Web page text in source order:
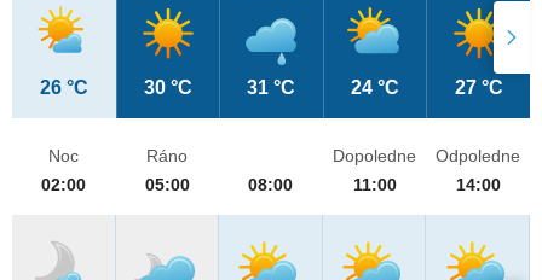
26 °C 30 °C 31 °C 24 °C 27 °C
Noc
02:00
Ráno
05:00
08:00
Dopoledne
11:00
Odpoledne
14:00